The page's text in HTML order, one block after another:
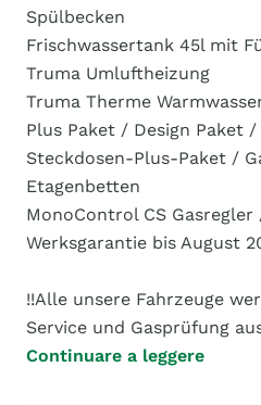
Spülbecken
Frischwassertank 45l mit
Truma Umluftheizung
Truma Therme
Plus Paket / Design Paket /
Steckdosen-Plus-Paket /
Etagenbetten
MonoControl CS Gasregler
Werksgarantie bis August
!!Alle unsere Fahrzeuge
Service und Gasprüfung
Continuare a leggere